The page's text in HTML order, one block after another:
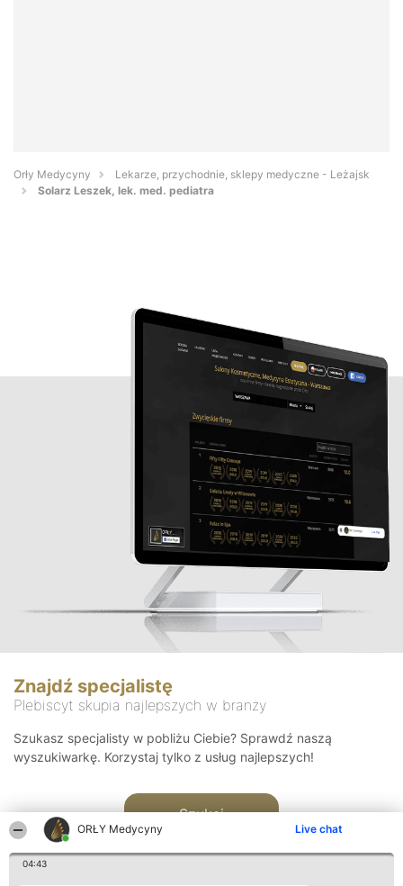
ORŁY Medycyny Live chat
04:43
Orły Medycyny
Lekarze, przychodnie, sklepy medyczne - Leżajsk
Solarz Leszek, lek. med. pediatra
Znajdź specjalistę
Plebiscyt skupia najlepszych w branży
Szukasz specjalisty w pobliżu Ciebie? Sprawdź naszą
wyszukiwarkę. Korzystaj tylko z usług najlepszych!
Szukaj